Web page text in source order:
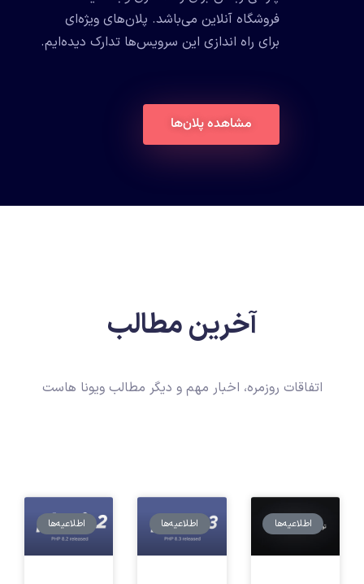
فروشگاه آنلاین می‌باشد. پلان‌های ویژه‌ای
برای راه اندازی این سرویس‌ها تدارک دیده‌ایم.
مشاهده پلان‌ها
آخرین مطالب
اتفاقات روزمره، اخبار مهم و دیگر مطالب ویونا هاست
اطلاعیه‌ها اطلاعیه‌ها اطلاعیه‌ها